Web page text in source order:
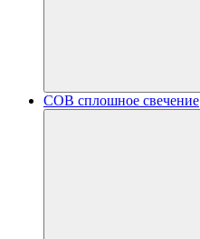
COB сплошное свечение